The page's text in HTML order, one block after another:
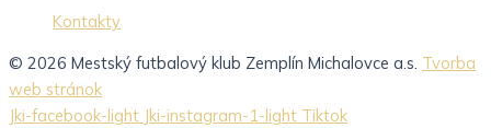
Kontakty
© 2026 Mestský futbalový klub Zemplín Michalovce a.s. Tvorba
web stránok
Jki-facebook-light Jki-instagram-1-light Tiktok